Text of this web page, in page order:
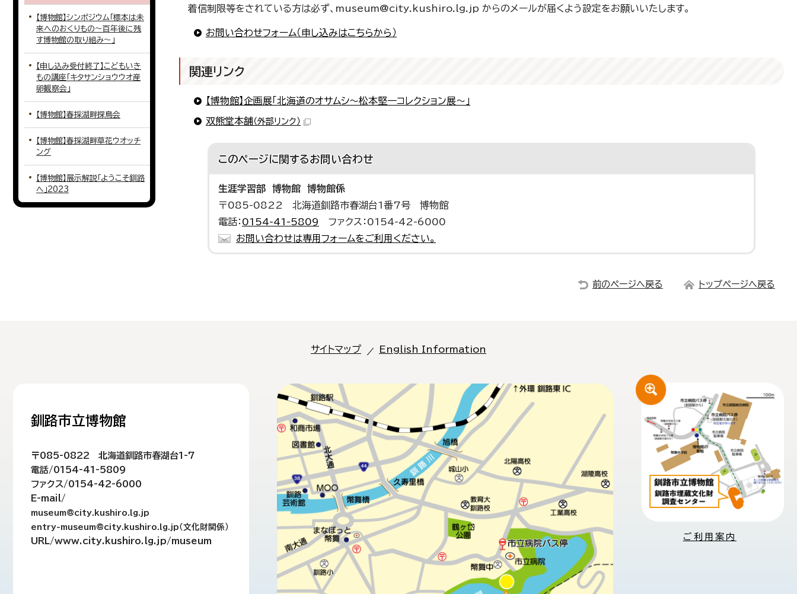
着信制限等をされている方は必ず、museum@city.kushiro.lg.jp からのメールが届くよう設定をお願いいたします。
お問い合わせフォーム（申し込みはこちらから）
関連リンク
【博物館】企画展「北海道のオサムシ～松本堅一コレクション展～」
双熊堂本舗（外部リンク）
このページに関するお問い合わせ
生涯学習部 博物館 博物館係
〒085-0822 北海道釧路市春湖台1番7号 博物館
電話： 0154-41-5809
ファクス：0154-42-6000
お問い合わせは専用フォームをご利用ください。
【博物館】シンポジウム「標本は未
来へのおくりもの～百年後に残
す博物館の取り組み～」
【申し込み受付終了】こどもいき
もの講座「キタサンショウウオ産
卵観察会」
【博物館】春採湖畔探鳥会
【博物館】春採湖畔草花ウオッチ
ング
【博物館】展示解説「ようこそ釧路
へ」2023
前のページへ戻る トップページへ戻る
サイトマップ English Information
釧路市立博物館
〒085-0822 北海道釧路市春湖台1-7
電話/0154-41-5809
ファクス/0154-42-6000
E-mail/
museum@city.kushiro.lg.jp
entry-museum@city.kushiro.lg.jp（文化財関係）
URL/www.city.kushiro.lg.jp/museum ご利用案内